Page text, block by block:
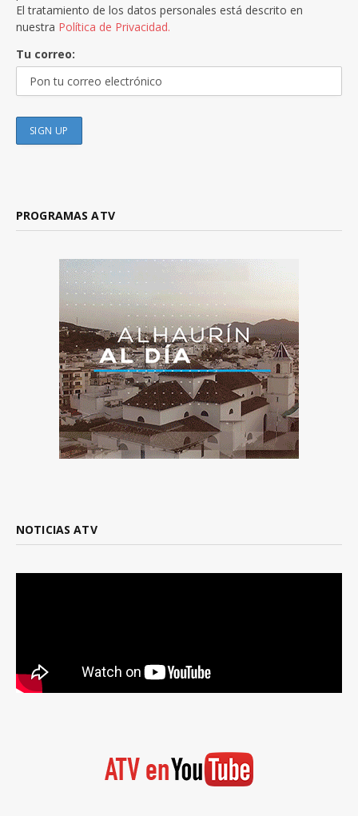
El tratamiento de los datos personales está descrito en
nuestra Política de Privacidad.
Tu correo:
PROGRAMAS ATV
NOTICIAS ATV